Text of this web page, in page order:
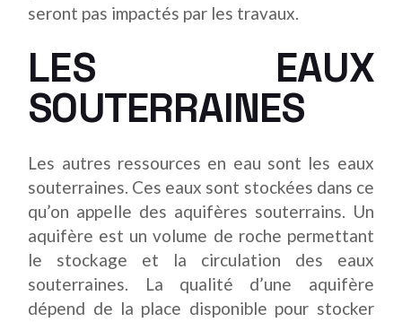
seront pas impactés par les travaux.
LES EAUX
SOUTERRAINES
Les autres ressources en eau sont les eaux
souterraines. Ces eaux sont stockées dans ce
qu’on appelle des aquifères souterrains. Un
aquifère est un volume de roche permettant
le stockage et la circulation des eaux
souterraines. La qualité d’une aquifère
dépend de la place disponible pour stocker